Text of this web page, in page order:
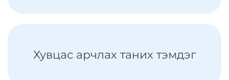
Хувцас арчлах таних тэмдэг